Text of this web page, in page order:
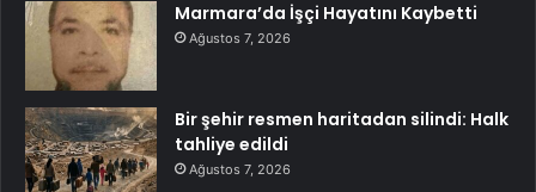
Marmara’da İşçi Hayatını Kaybetti
Ağustos 7, 2026
Bir şehir resmen haritadan silindi: Halk
tahliye edildi
Ağustos 7, 2026